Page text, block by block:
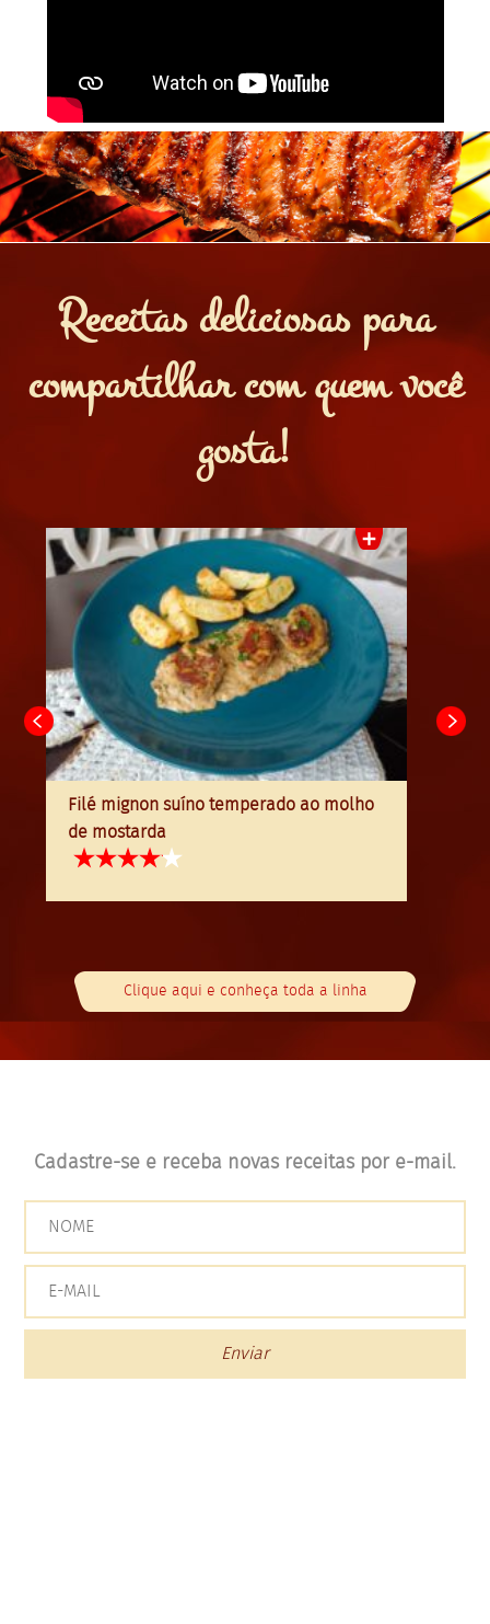
Receitas deliciosas para
compartilhar com quem você
gosta!
Filé mignon suíno temperado ao molho
de mostarda
Clique aqui e conheça toda a linha
Cadastre-se e receba novas receitas por e-mail.